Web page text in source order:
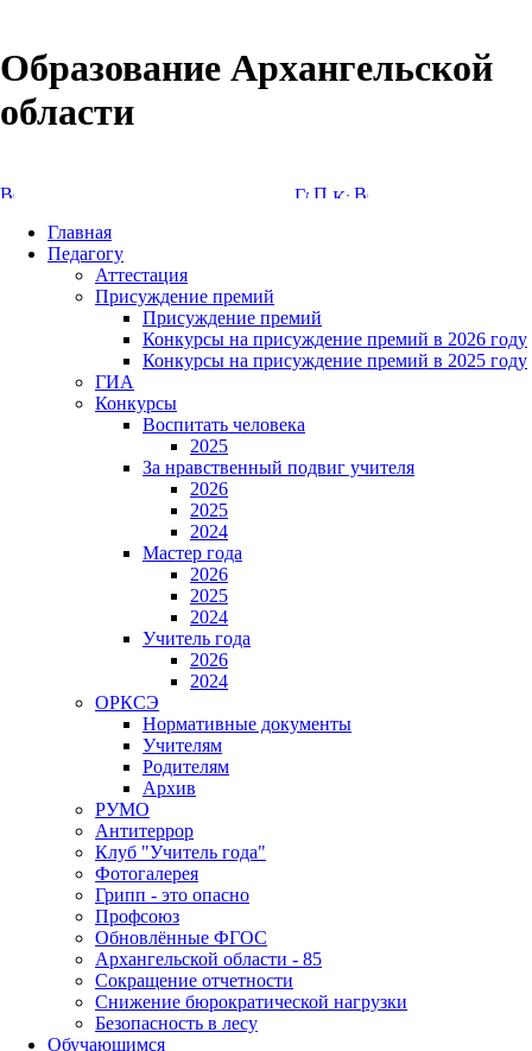
Образование Архангельской
области
Главная
Педагогу
Аттестация
Присуждение премий
Присуждение премий
Конкурсы на присуждение премий в 2026 году
Конкурсы на присуждение премий в 2025 году
ГИА
Конкурсы
Воспитать человека
2025
За нравственный подвиг учителя
2026
2025
2024
Мастер года
2026
2025
2024
Учитель года
2026
2024
ОРКСЭ
Нормативные документы
Учителям
Родителям
Архив
РУМО
Антитеррор
Клуб "Учитель года"
Фотогалерея
Грипп - это опасно
Профсоюз
Обновлённые ФГОС
Архангельской области - 85
Сокращение отчетности
Снижение бюрократической нагрузки
Безопасность в лесу
Обучающимся